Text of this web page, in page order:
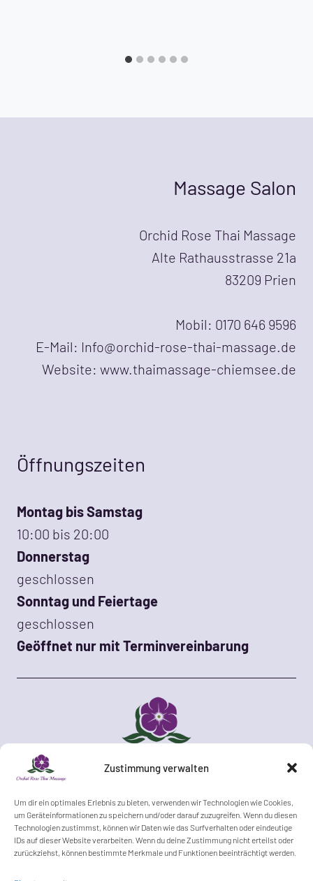
Zustimmung verwalten
Um dir ein optimales Erlebnis zu bieten, verwenden wir Technologien wie Cookies,
um Geräteinformationen zu speichern und/oder darauf zuzugreifen. Wenn du diesen
Technologien zustimmst, können wir Daten wie das Surfverhalten oder eindeutige
IDs auf dieser Website verarbeiten. Wenn du deine Zustimmung nicht erteilst oder
zurückziehst, können bestimmte Merkmale und Funktionen beeinträchtigt werden.
Massage Salon
Orchid Rose Thai Massage
Alte Rathausstrasse 21a
83209 Prien
Mobil: 0170 646 9596
E-Mail: Info@orchid-rose-thai-massage.de
Website: www.thaimassage-chiemsee.de
Öffnungszeiten
Montag bis Samstag
10:00 bis 20:00
Donnerstag
geschlossen
Sonntag und Feiertage
geschlossen
Geöffnet nur mit Terminvereinbarung
Wir sind eine seriöse Massagepraxis und
bieten keinerlei sexuelle Leistungen an.